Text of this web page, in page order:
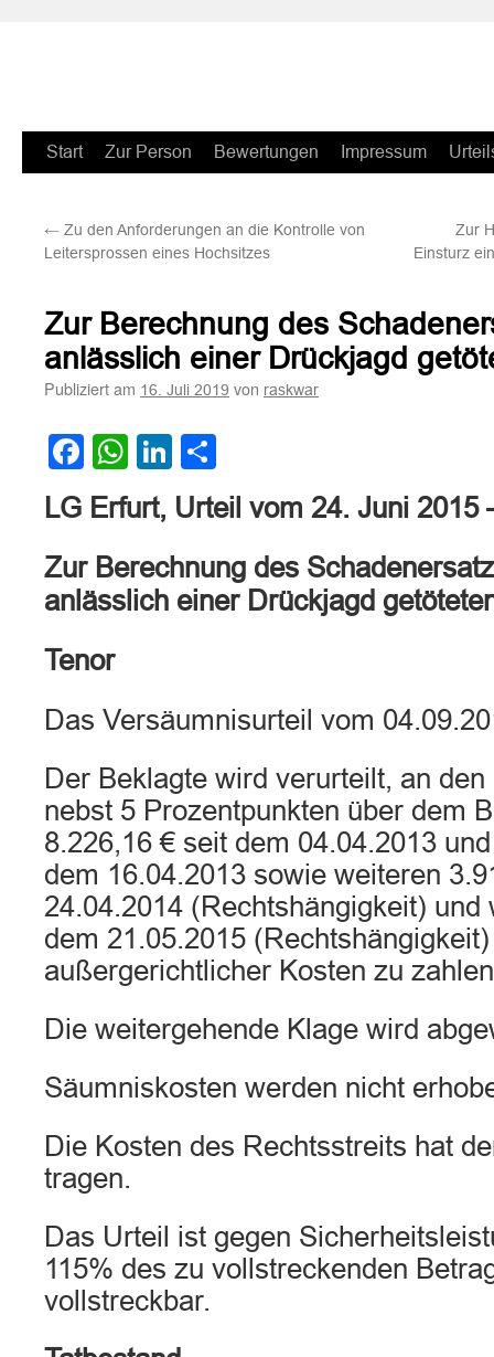
Zum
springen
Start Zur Person Bewertungen Impressum
← Zu den Anforderungen an die Kontrolle von
Leitersprossen eines Hochsitzes
Zur
Einsturz
Zur Berechnung des
anlässlich einer Drückjagd
Publiziert am 16. Juli 2019 von raskwar
Facebook
WhatsApp
LinkedIn
LG Erfurt, Urteil vom 24. Juni 2015
Zur Berechnung des
anlässlich einer Drückjagd
Tenor
Das Versäumnisurteil vom
Der Beklagte wird verurteilt, an
nebst 5 Prozentpunkten über dem
8.226,16 € seit dem 04.04.2013
dem 16.04.2013 sowie weiteren
24.04.2014 (Rechtshängigkeit) und
dem 21.05.2015
außergerichtlicher Kosten zu
Die weitergehende Klage wird
Säumniskosten werden nicht
Die Kosten des Rechtsstreits hat
tragen.
Das Urteil ist gegen
115% des zu vollstreckenden
vollstreckbar.